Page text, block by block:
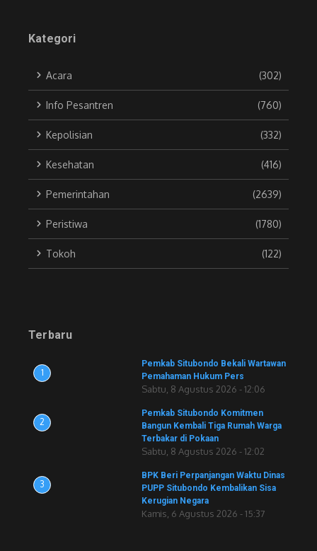
Kategori
Acara (302)
Info Pesantren (760)
Kepolisian (332)
Kesehatan (416)
Pemerintahan (2639)
Peristiwa (1780)
Tokoh (122)
Terbaru
1
Pemkab Situbondo Bekali Wartawan
Pemahaman Hukum Pers
Sabtu, 8 Agustus 2026 - 12:06
2
Pemkab Situbondo Komitmen
Bangun Kembali Tiga Rumah Warga
Terbakar di Pokaan
Sabtu, 8 Agustus 2026 - 12:02
3
BPK Beri Perpanjangan Waktu Dinas
PUPP Situbondo Kembalikan Sisa
Kerugian Negara
Kamis, 6 Agustus 2026 - 15:37